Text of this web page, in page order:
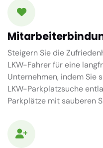
Steigern Sie die
LKW-Fahrer für eine
Unternehmen, indem Sie
LKW-Parkplatzsuche
Parkplätze mit sauberen